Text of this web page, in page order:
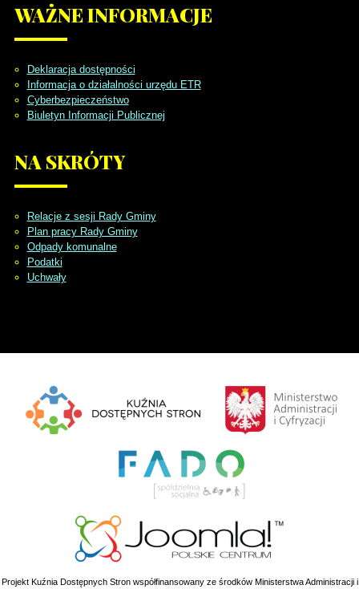
WAŻNEINFORMACJE
Deklaracja dostępności
Informacja o działalności urzędu ETR
Cyberbezpieczeństwo
Biuletyn Informacji Publicznej
NA SKRÓTY
Relacje z sesji Rady Gminy
Plan pracy Rady Gminy
Odpady komunalne
Podatki
Uchwały
Projekt Kuźnia Dostępnych Stron współfinansowany ze środków Ministerstwa Administracji i